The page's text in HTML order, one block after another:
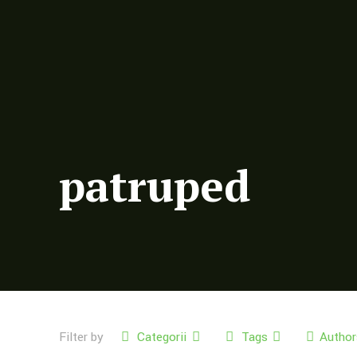
patruped
Filter by Categorii Tags